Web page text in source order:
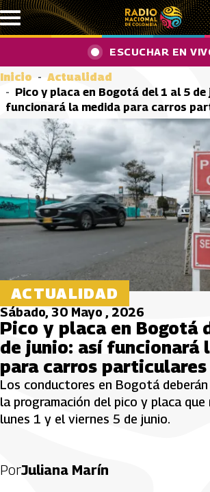
Pasar al contenido principal
ESCUCHAR EN
Inicio
Actualidad
Pico y placa en Bogotá del 1 al 5 de
funcionará la medida para carros
ACTUALIDAD
Sábado, 30 Mayo , 2026
Pico y placa en Bogotá
de junio: así funcionará
para carros particulares
Los conductores en Bogotá
la programación del pico y placa
lunes 1 y el viernes 5 de junio.
PorJuliana Marín